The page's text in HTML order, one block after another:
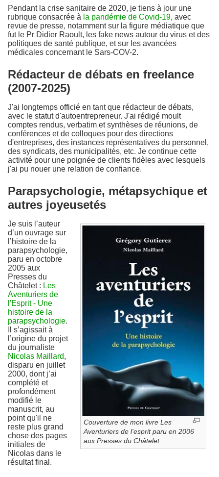
Pendant la crise sanitaire de 2020, je tiens à jour une
rubrique consacrée à la pandémie de Covid-19, avec
revue de presse, notamment sur la figure médiatique que
fut le Pr Didier Raoult, les fake news autour du virus et des
politiques de santé publique, et sur les avancées
médicales concernant le Sars-COV-2.
Rédacteur de débats en freelance
(2007-2025)
J'ai longtemps officié en tant que rédacteur de débats,
avec le statut d'autoentrepreneur. J'ai rédigé moult
comptes rendus, verbatim et synthèses de réunions, de
conférences et de colloques pour des directions
d'entreprises, des instances représentatives du personnel,
des syndicats, des municipalités, etc. Je continue cette
activité pour une poignée de clients fidèles avec lesquels
j'ai pu nouer une relation de confiance.
Parapsychologie, métapsychique et
autres joyeusetés
Couverture de mon livre Les
Aventuriers de l'esprit paru en 2006
aux Presses du Châtelet
Je suis l’auteur
d’un ouvrage sur
l’histoire de la
parapsychologie,
paru en octobre
2005 aux
Presses du
Châtelet : Les
Aventuriers de
l'Esprit - Une
histoire de la
parapsychologie.
Il s’agissait à
l’origine du projet
du journaliste
Nicolas Maillard,
disparu en juillet
2000, dont j’ai
complété et
profondément
modifié le
manuscrit, au
point qu'il ne
reste plus grand
chose des pages
initiales de
Nicolas dans le
résultat final.